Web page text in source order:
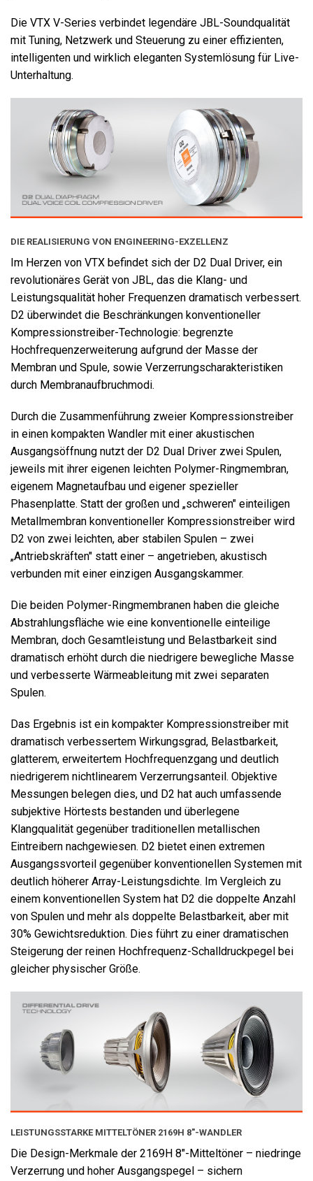
Die VTX V-Series verbindet legendäre JBL-Soundqualität
mit Tuning, Netzwerk und Steuerung zu einer effizienten,
intelligenten und wirklich eleganten Systemlösung für Live-
Unterhaltung.
DIE REALISIERUNG VON ENGINEERING-EXZELLENZ
Im Herzen von VTX befindet sich der D2 Dual Driver, ein
revolutionäres Gerät von JBL, das die Klang- und
Leistungsqualität hoher Frequenzen dramatisch verbessert.
D2 überwindet die Beschränkungen konventioneller
Kompressionstreiber-Technologie: begrenzte
Hochfrequenzerweiterung aufgrund der Masse der
Membran und Spule, sowie Verzerrungscharakteristiken
durch Membranaufbruchmodi.
Durch die Zusammenführung zweier Kompressionstreiber
in einen kompakten Wandler mit einer akustischen
Ausgangsöffnung nutzt der D2 Dual Driver zwei Spulen,
jeweils mit ihrer eigenen leichten Polymer-Ringmembran,
eigenem Magnetaufbau und eigener spezieller
Phasenplatte. Statt der großen und „schweren" einteiligen
Metallmembran konventioneller Kompressionstreiber wird
D2 von zwei leichten, aber stabilen Spulen – zwei
„Antriebskräften" statt einer – angetrieben, akustisch
verbunden mit einer einzigen Ausgangskammer.
Die beiden Polymer-Ringmembranen haben die gleiche
Abstrahlungsfläche wie eine konventionelle einteilige
Membran, doch Gesamtleistung und Belastbarkeit sind
dramatisch erhöht durch die niedrigere bewegliche Masse
und verbesserte Wärmeableitung mit zwei separaten
Spulen.
Das Ergebnis ist ein kompakter Kompressionstreiber mit
dramatisch verbessertem Wirkungsgrad, Belastbarkeit,
glatterem, erweitertem Hochfrequenzgang und deutlich
niedrigerem nichtlinearem Verzerrungsanteil. Objektive
Messungen belegen dies, und D2 hat auch umfassende
subjektive Hörtests bestanden und überlegene
Klangqualität gegenüber traditionellen metallischen
Eintreibern nachgewiesen. D2 bietet einen extremen
Ausgangssvorteil gegenüber konventionellen Systemen mit
deutlich höherer Array-Leistungsdichte. Im Vergleich zu
einem konventionellen System hat D2 die doppelte Anzahl
von Spulen und mehr als doppelte Belastbarkeit, aber mit
30% Gewichtsreduktion. Dies führt zu einer dramatischen
Steigerung der reinen Hochfrequenz-Schalldruckpegel bei
gleicher physischer Größe.
LEISTUNGSSTARKE MITTELTÖNER 2169H 8"-WANDLER
Die Design-Merkmale der 2169H 8"-Mitteltöner – niedringe
Verzerrung und hoher Ausgangspegel – sichern